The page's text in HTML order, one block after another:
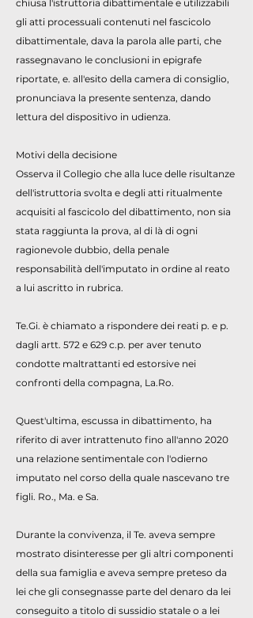
chiusa l'istruttoria dibattimentale e utilizzabili
gli atti processuali contenuti nel fascicolo
dibattimentale, dava la parola alle parti, che
rassegnavano le conclusioni in epigrafe
riportate, e. all'esito della camera di consiglio,
pronunciava la presente sentenza, dando
lettura del dispositivo in udienza.
Motivi della decisione
Osserva il Collegio che alla luce delle risultanze
dell'istruttoria svolta e degli atti ritualmente
acquisiti al fascicolo del dibattimento, non sia
stata raggiunta la prova, al di là di ogni
ragionevole dubbio, della penale
responsabilità dell'imputato in ordine al reato
a lui ascritto in rubrica.
Te.Gi. è chiamato a rispondere dei reati p. e p.
dagli artt. 572 e 629 c.p. per aver tenuto
condotte maltrattanti ed estorsive nei
confronti della compagna, La.Ro.
Quest'ultima, escussa in dibattimento, ha
riferito di aver intrattenuto fino all'anno 2020
una relazione sentimentale con l'odierno
imputato nel corso della quale nascevano tre
figli. Ro., Ma. e Sa.
Durante la convivenza, il Te. aveva sempre
mostrato disinteresse per gli altri componenti
della sua famiglia e aveva sempre preteso da
lei che gli consegnasse parte del denaro da lei
conseguito a titolo di sussidio statale o a lei